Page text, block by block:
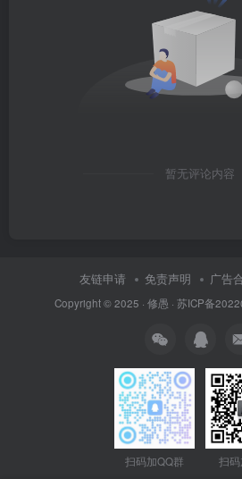
暂无评论内容
友链申请 免责声明 广告
Copyright © 2025 · 修愚 · 苏ICP备
扫码加QQ群 扫